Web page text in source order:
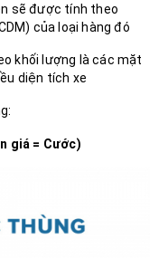
sẽ được tính theo
của loại hàng đó
khối lượng là các mặt
diện tích xe
giá = Cước)